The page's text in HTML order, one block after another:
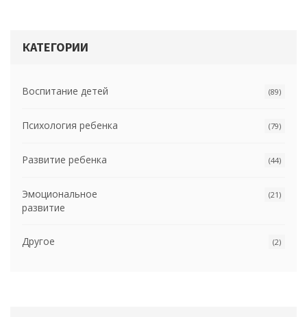
КАТЕГОРИИ
Воспитание детей (89)
Психология ребенка (79)
Развитие ребенка (44)
Эмоциональное
развитие
(21)
Другое (2)